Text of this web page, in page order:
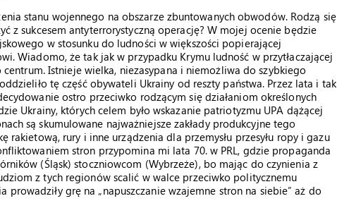
stanu wojennego na obszarze zbuntowanych obwodów. Rodzą się
z sukcesem antyterrorystyczną operację? W mojej ocenie będzie
w stosunku do ludności w większości popierającej
Wiadomo, że tak jak w przypadku Krymu ludność w przytłaczającej
Istnieje wielka, niezasypana i niemożliwa do szybkiego
tę część obywateli Ukrainy od reszty państwa. Przez lata i tak
ostro przeciwko rodzącym się działaniom określonych
Ukrainy, których celem było wskazanie patriotyzmu UPA dążącej
są skumulowane najważniejsze zakłady produkcyjne tego
rakietową, rury i inne urządzenia dla przemysłu przesyłu ropy i gazu
stron przypomina mi lata 70. w PRL, gdzie propaganda
(Śląsk) stoczniowcom (Wybrzeże), bo mając do czynienia z
z tych regionów scalić w walce przeciwko politycznemu
prowadziły grę na „napuszczanie wzajemne stron na siebie” aż do